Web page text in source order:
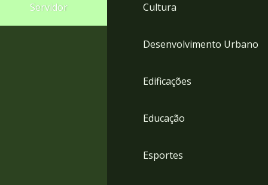
Servidor Cultura
Desenvolvimento Urbano
Edificações
Educação
Esportes